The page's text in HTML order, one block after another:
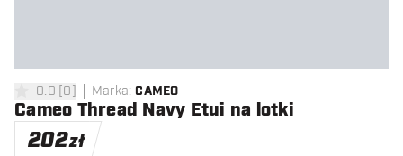
0 gwiazdki oceny
0.0 [0] Marka: CAMEO
Cameo Thread Navy Etui na lotki
202zł